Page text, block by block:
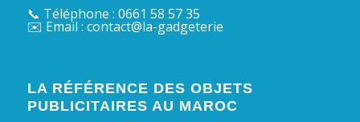
📞 Téléphone : 0661 58 57 35
✉️ Email : contact@la-gadgeterie
LA RÉFÉRENCE DES OBJETS
PUBLICITAIRES AU MAROC